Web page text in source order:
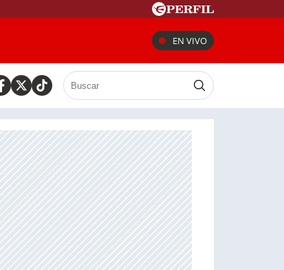
EN VIVO